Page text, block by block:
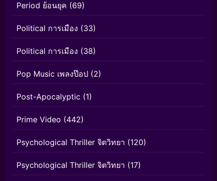
Period ย้อนยุค (69)
Political การเมือง (33)
Political การเมือง (38)
Pop Music เพลงป๊อป (2)
Post-Apocalyptic (1)
Prime Video (442)
Psychological Thriller จิตวิทยา (120)
Psychological Thriller จิตวิทยา (17)